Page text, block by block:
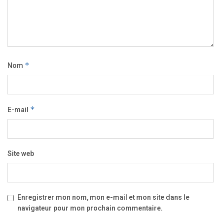
Nom *
E-mail *
Site web
Enregistrer mon nom, mon e-mail et mon site dans le
navigateur pour mon prochain commentaire.